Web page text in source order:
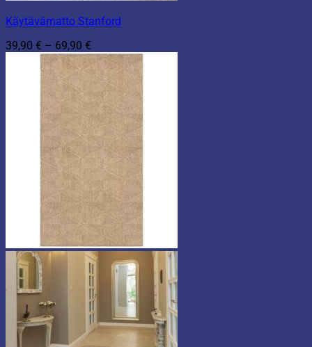
Käytävämatto Stanford
39,90 € – 69,90 €
39,90 €
69,90 €